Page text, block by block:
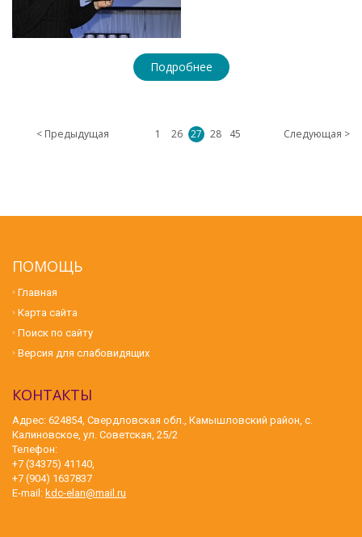
Подробнее
< Предыдущая 1 26 27 28 45 Следующая >
ПОМОЩЬ
Главная
Карта сайта
Поиск по сайту
Версия для слабовидящих
КОНТАКТЫ
Адрес: 624854, Свердловская обл., Камышловский район, с.
Калиновское, ул. Советская, 25/2
Телефон:
+7 (34375) 41140,
+7 (904) 1637837
E-mail: kdc-elan@mail.ru